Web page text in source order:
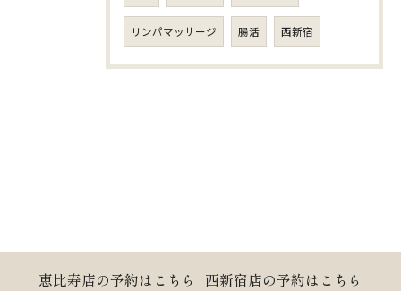
リンパマッサージ 腸活 西新宿
恵比寿店の予約はこちら 西新宿店の予約はこちら